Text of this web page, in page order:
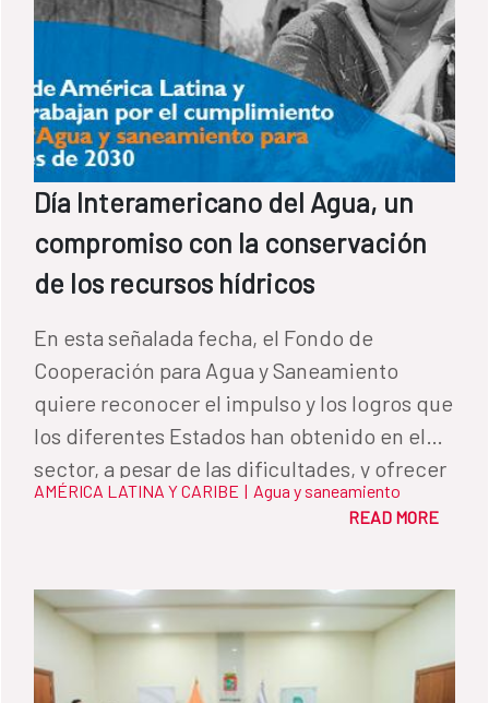
Día Interamericano del Agua, un
compromiso con la conservación
de los recursos hídricos
En esta señalada fecha, el Fondo de
Cooperación para Agua y Saneamiento
quiere reconocer el impulso y los logros que
los diferentes Estados han obtenido en el
sector, a pesar de las dificultades, y ofrecer
el acompañamiento de la Cooperación
AMÉRICA LATINA Y CARIBE | Agua y saneamiento
READ MORE